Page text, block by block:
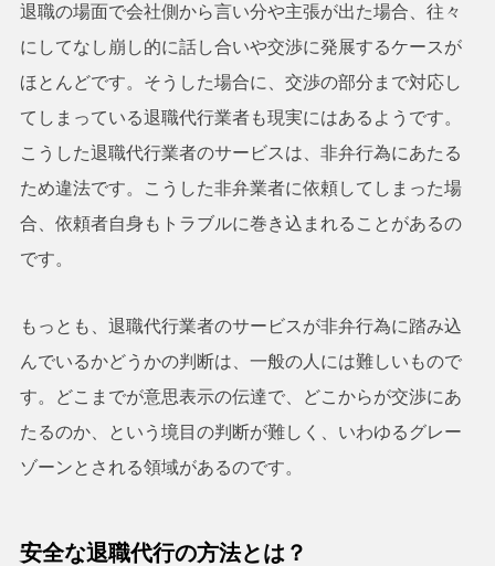
退職の場面で会社側から言い分や主張が出た場合、往々
にしてなし崩し的に話し合いや交渉に発展するケースが
ほとんどです。そうした場合に、交渉の部分まで対応し
てしまっている退職代行業者も現実にはあるようです。
こうした退職代行業者のサービスは、非弁行為にあたる
ため違法です。こうした非弁業者に依頼してしまった場
合、依頼者自身もトラブルに巻き込まれることがあるの
です。
もっとも、退職代行業者のサービスが非弁行為に踏み込
んでいるかどうかの判断は、一般の人には難しいもので
す。どこまでが意思表示の伝達で、どこからが交渉にあ
たるのか、という境目の判断が難しく、いわゆるグレー
ゾーンとされる領域があるのです。
安全な退職代行の方法とは？